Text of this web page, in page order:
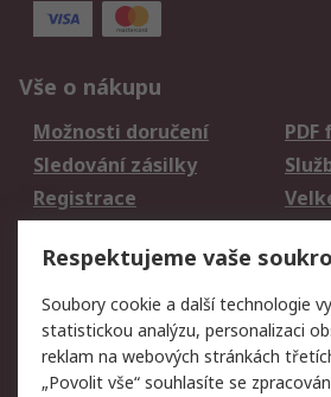
Vše o nákupu
Možnosti doručení
Sledování zásilky
Registrace
Právní
Autorská práva
Respektujeme vaše
Soubory cookie a další technologie
statistickou analýzu, personalizaci
reklam na webových stránkách
„Povolit vše“ souhlasíte se